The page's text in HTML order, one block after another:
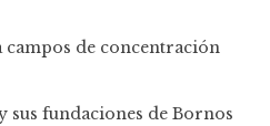
campos de concentración
sus fundaciones de Bornos